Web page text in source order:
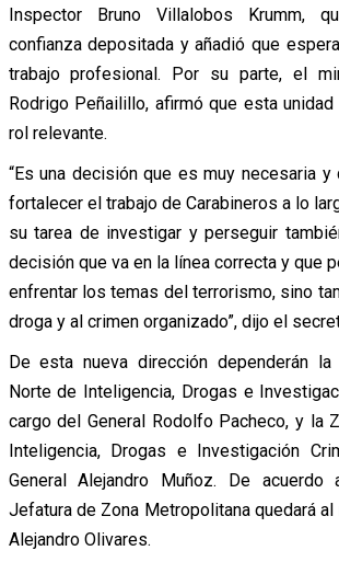
Inspector Bruno Villalobos Krumm,
confianza depositada y añadió que
trabajo profesional. Por su parte, el
Rodrigo Peñailillo, afirmó que esta
rol relevante.
“Es una decisión que es muy necesaria
fortalecer el trabajo de Carabineros a lo
su tarea de investigar y perseguir
decisión que va en la línea correcta y que
enfrentar los temas del terrorismo, sino
droga y al crimen organizado”, dijo el
De esta nueva dirección dependerán
Norte de Inteligencia, Drogas e
cargo del General Rodolfo Pacheco, y la
Inteligencia, Drogas e Investigación
General Alejandro Muñoz. De
Jefatura de Zona Metropolitana quedará al
Alejandro Olivares.